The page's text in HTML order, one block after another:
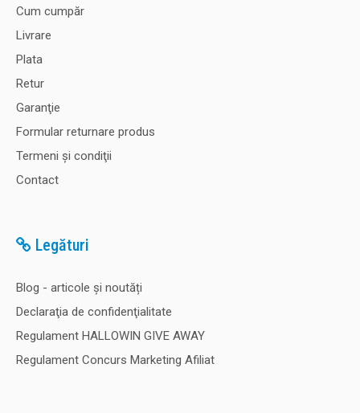
Cum cumpăr
Livrare
Plata
Retur
Garanţie
Formular returnare produs
Termeni şi condiţii
Contact
Legături
Blog - articole și noutăți
Declaraţia de confidenţialitate
Regulament HALLOWIN GIVE AWAY
Regulament Concurs Marketing Afiliat